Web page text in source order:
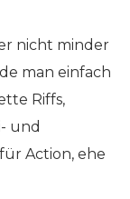
nicht minder
man einfach
Riffs,
und
Action, ehe